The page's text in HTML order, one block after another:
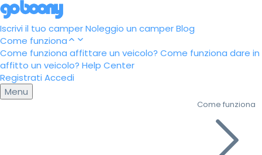
Iscrivi il tuo camperNoleggio un camperBlog
Come funziona
Come funziona affittare un veicolo? Come funziona dare in
affitto un veicolo? Help Center
Registrati Accedi
Menu
Come funziona